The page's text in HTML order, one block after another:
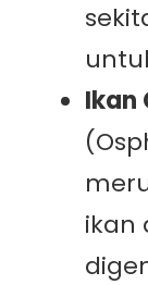
Ikan
ikan